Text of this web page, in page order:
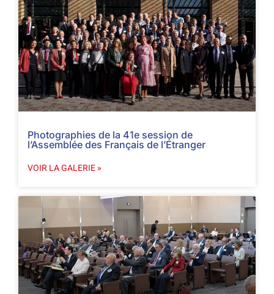
Photographies de la 41e session de
l’Assemblée des Français de l’Étranger
VOIR LA GALERIE »